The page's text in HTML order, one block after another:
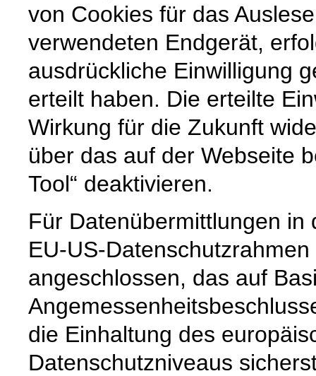
von Cookies für das
verwendeten Endgerät,
ausdrückliche Einwilligung
erteilt haben. Die erteilte
Wirkung für die Zukunft
über das auf der Webseite
Tool“ deaktivieren.
Für Datenübermittlungen in
EU-US-
angeschlossen, das auf
die Einhaltung des
Datenschutzniveaus